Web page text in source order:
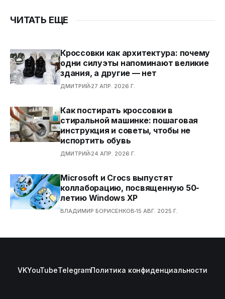
ЧИТАТЬ ЕЩЕ
Кроссовки как архитектура: почему
одни силуэты напоминают великие
здания, а другие — нет
ДМИТРИЙ 27 АПР. 2026 Г.
Как постирать кроссовки в
стиральной машинке: пошаговая
инструкция и советы, чтобы не
испортить обувь
ДМИТРИЙ 24 АПР. 2026 Г.
Microsoft и Crocs выпустят
коллаборацию, посвященную 50-
летию Windows XP
ВЛАДИМИР БОРИСЕНКОВ 15 АВГ. 2025 Г.
VKYouTubeTelegramПолитика конфиденциальности